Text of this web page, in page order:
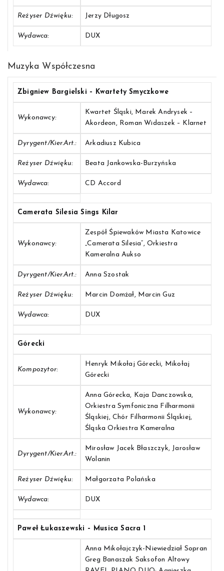
Reżyser Dźwięku: Jerzy Długosz
Wydawca: DUX
Muzyka Współczesna
Zbigniew Bargielski – Kwartety Smyczkowe
Wykonawcy:
Kwartet Śląski, Marek Andrysek –
Akordeon, Roman Widaszek – Klarnet
Dyrygent/Kier.art.: Arkadiusz Kubica
Reżyser Dźwięku: Beata Jankowska-Burzyńska
Wydawca: CD Accord
Camerata Silesia Sings Kilar
Wykonawcy:
Zespół Śpiewaków Miasta Katowice
„Camerata Silesia”, Orkiestra
Kameralna Aukso
Dyrygent/Kier.art.: Anna Szostak
Reżyser Dźwięku: Marcin Domżał, Marcin Guz
Wydawca: DUX
Górecki
Kompozytor:
Henryk Mikołaj Górecki, Mikołaj
Górecki
Wykonawcy:
Anna Górecka, Kaja Danczowska,
Orkiestra Symfoniczna Filharmonii
Śląskiej, Chór Filharmonii Śląskiej,
Śląska Orkiestra Kameralna
Dyrygent/Kier.art.:
Mirosław Jacek Błaszczyk, Jarosław
Wolanin
Reżyser Dźwięku: Małgorzata Polańska
Wydawca: DUX
Paweł Łukaszewski – Musica Sacra 1
Anna Mikołajczyk-Niewiedział Sopran
Greg Banaszak Saksofon Altowy